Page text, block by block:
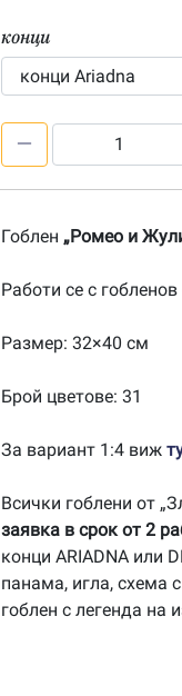
конци
и
1:1-
Гоблен „Ромео и
Работи се с
Размер: 32×40 см
Брой цветове: 31
За вариант 1:4 виж
Всички гоблени от
заявка в срок от 2
конци ARIADNA или
панама, игла, схема
гоблен с легенда на